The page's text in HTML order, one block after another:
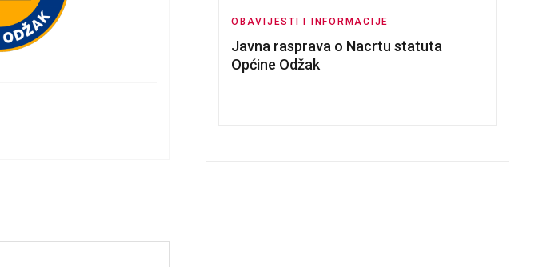
OBAVIJESTI I INFORMACIJE
Javna rasprava o Nacrtu statuta
Općine Odžak